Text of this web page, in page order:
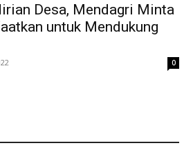
Desa, Mendagri Minta
untuk Mendukung
0